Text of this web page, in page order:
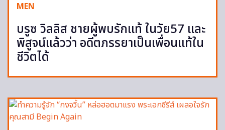
MEN
บรูซ วิลลิส ชายผู้พบรักแท้ ในวัย57 และ
พิสูจน์แล้วว่า อดีตภรรยาเป็นเพื่อนแท้ใน
ชีวิตได้